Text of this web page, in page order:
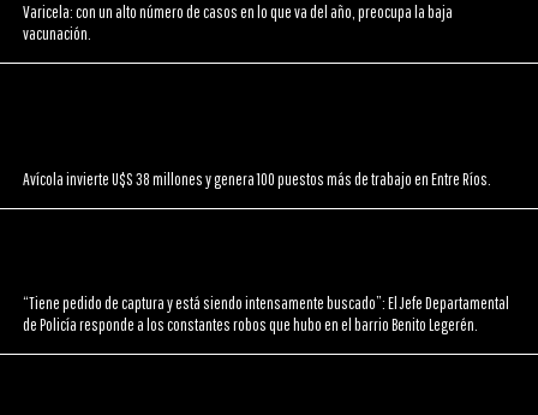
Varicela: con un alto número de casos en lo que va del año, preocupa la baja
vacunación.
Avícola invierte U$S 38 millones y genera 100 puestos más de trabajo en Entre Ríos.
“Tiene pedido de captura y está siendo intensamente buscado”: El Jefe Departamental
de Policía responde a los constantes robos que hubo en el barrio Benito Legerén.